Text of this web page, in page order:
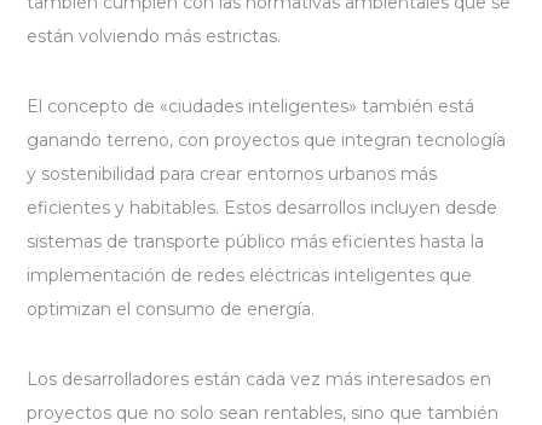
están volviendo más estrictas.
El concepto de «ciudades inteligentes» también está
ganando terreno, con proyectos que integran tecnología
y sostenibilidad para crear entornos urbanos más
eficientes y habitables. Estos desarrollos incluyen desde
sistemas de transporte público más eficientes hasta la
implementación de redes eléctricas inteligentes que
optimizan el consumo de energía.
Los desarrolladores están cada vez más interesados en
proyectos que no solo sean rentables, sino que también